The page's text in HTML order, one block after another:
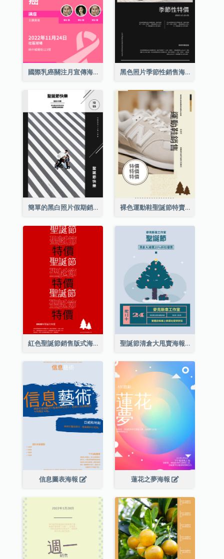
國際乳癌關注月宣傳海報 黑色照片季節性銷售海報
簡單的黑白照片假期銷售海報 裸色運動鞋聖誕節特賣海報
紅色聖誕節銷售版式海報 聖誕節清倉大甩賣海報
信息圖表海報 蓮花之夢海報